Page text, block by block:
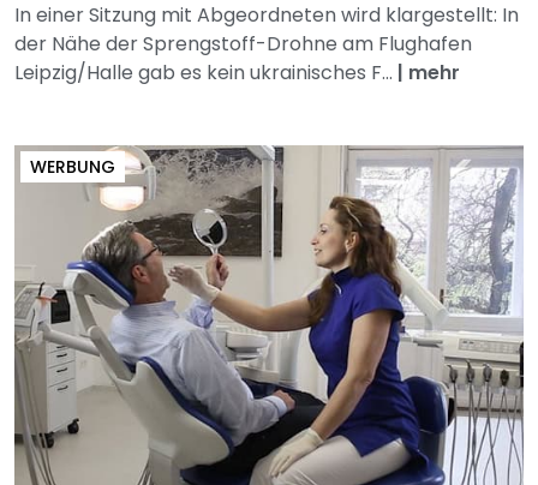
In einer Sitzung mit Abgeordneten wird klargestellt: In
der Nähe der Sprengstoff-Drohne am Flughafen
Leipzig/Halle gab es kein ukrainisches F... | mehr
WERBUNG